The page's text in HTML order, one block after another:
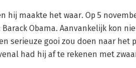
hij maakte het waar. Op 5
Obama. Aanvankelijk kon
serieuze gooi zou doen naar het
had hij af te rekenen met